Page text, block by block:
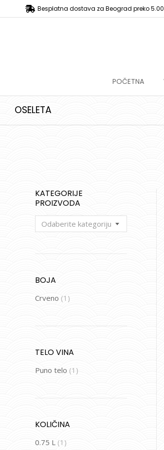
Besplatna dostava za Beograd preko
POČETNA
OSELETA
KATEGORIJE
PROIZVODA
Odaberite kategoriju
BOJA
Crveno (1)
TELO VINA
Puno telo (1)
KOLIČINA
0.75 L (1)